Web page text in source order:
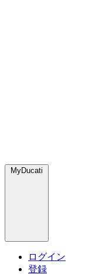
MyDucati
ログイン
登録